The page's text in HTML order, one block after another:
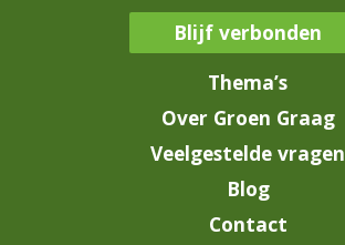
Blijf verbonden
Thema’s
Over Groen Graag
Veelgestelde vragen
Blog
Contact